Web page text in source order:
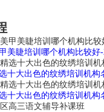
美睫培训哪个机构比较好
十大出色的纹绣培训机构
十大出色的纹绣培训机构